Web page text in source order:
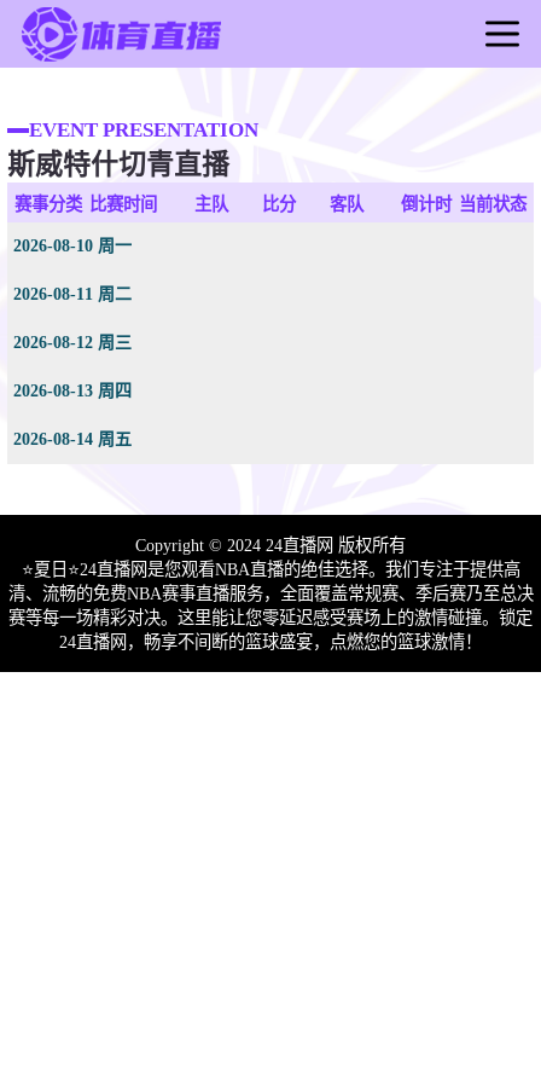
足球直播
篮球直播
足球录像
篮球新闻
EVENT PRESENTATION
斯威特什切青直播
赛事分类 比赛时间 主队 比分 客队 倒计时 当前状态
2026-08-10 周一
2026-08-11 周二
2026-08-12 周三
2026-08-13 周四
2026-08-14 周五
Copyright © 2024 24直播网 版权所有
⭐️夏日⭐24直播网是您观看NBA直播的绝佳选择。我们专注于提供高
清、流畅的免费NBA赛事直播服务，全面覆盖常规赛、季后赛乃至总决
赛等每一场精彩对决。这里能让您零延迟感受赛场上的激情碰撞。锁定
24直播网，畅享不间断的篮球盛宴，点燃您的篮球激情！